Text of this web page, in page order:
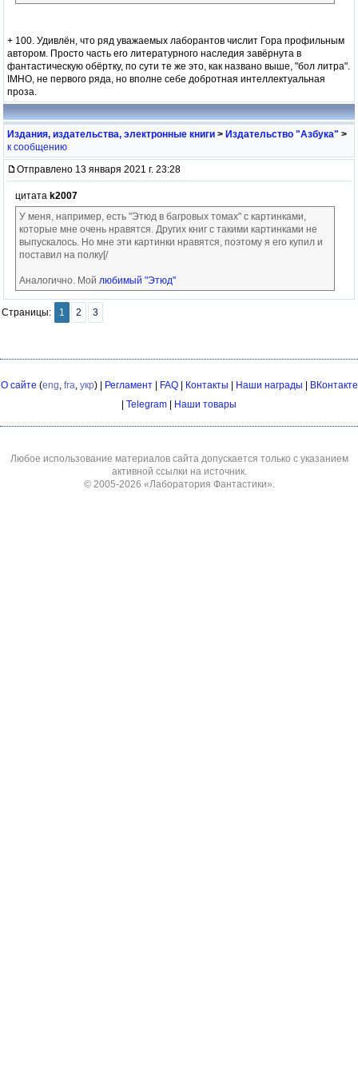
+ 100. Удивлён, что ряд уважаемых лаборантов числит Гора профильным
автором. Просто часть его литературного наследия завёрнута в
фантастическую обёртку, по сути те же это, как названо выше, "бол литра".
IMHO, не первого ряда, но вполне себе добротная интеллектуальная
проза.
Издания, издательства, электронные книги > Издательство "Азбука" >
к сообщению
Отправлено 13 января 2021 г. 23:28
цитата k2007
У меня, например, есть "Этюд в багровых томах" с картинками,
которые мне очень нравятся. Других книг с такими картинками не
выпускалось. Но мне эти картинки нравятся, поэтому я его купил и
поставил на полку[/
Аналогично. Мой любимый "Этюд"
Страницы: 1 2 3
О сайте (eng, fra, укр) | Регламент| FAQ| Контакты | Наши награды | ВКонтакте
| Telegram | Наши товары
Любое использование материалов сайта допускается только с указанием
активной ссылки на источник.
© 2005-2026 «Лаборатория Фантастики».